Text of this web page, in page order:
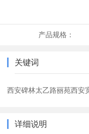
产品规格：
关键词
西安碑林太乙路丽苑西安
详细说明